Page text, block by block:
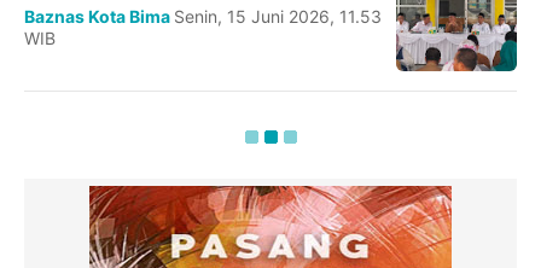
Baznas Kota Bima Senin, 15 Juni 2026, 11.53
WIB